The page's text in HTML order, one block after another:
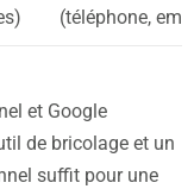
(téléphone,
et Google
de bricolage et un
suffit pour une